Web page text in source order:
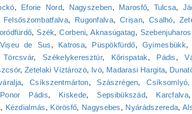
, Eforie Nord, Nagyszeben, Marosfő, Tulcsa,
Felsőszombatfalva, Rugonfalva,Crișan, Csalhó,
, Szék,Corbeni,Aknasúgatag, Szebenjuharos
Vișeu de Sus, Katrosa, Püspökfürdő, Gyimesbükk,
Törcsvár, Székelykeresztúr, Kőrispatak, Pádis,
,Zetelaki Víztározó, Ivó, Madarasi Hargita,
,Csíkszentmárton, Szászrégen,
Pádis, Kiskede, Sepsibükszád, Karcfalva
, Kézdialmás, Körösfő, Nagysebes, Nyárádszereda,